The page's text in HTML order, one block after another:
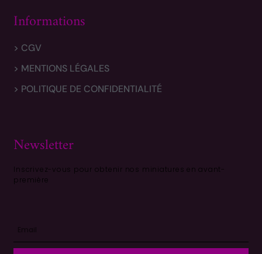
Informations
> CGV
> MENTIONS LÉGALES
> POLITIQUE DE CONFIDENTIALITÉ
Newsletter
Inscrivez-vous pour obtenir nos miniatures en avant-
première